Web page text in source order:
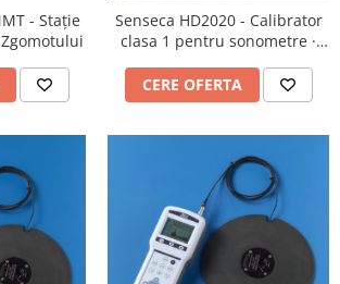
- Stație
Senseca HD2020 - Calibrator
clasa 1 pentru sonometre ·
CERE OFERTA